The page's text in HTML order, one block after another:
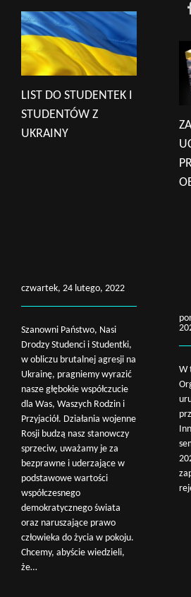
LIST DO STUDENTEK I
STUDENTÓW Z
UKRAINY
czwartek, 24 lutego, 2022
Szanowni Państwo, Nasi
Drodzy Studenci i Studentki,
w obliczu brutalnej agresji na
Ukrainę, pragniemy wyrazić
nasze głębokie współczucie
dla Was, Waszych Rodzin i
Przyjaciół. Działania wojenne
Rosji budzą nasz stanowczy
sprzeciw, uważamy je za
bezprawne i uderzające w
podstawowe wartości
współczesnego
demokratycznego świata
oraz naruszające prawo
człowieka do życia w pokoju.
Chcemy, abyście wiedzieli,
że…
W